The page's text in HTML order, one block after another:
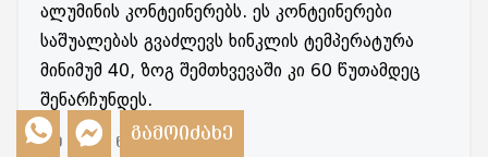
ალუმინის კონტეინერებს. ეს კონტეინერები
საშუალებას გვაძლევს ხინკლის ტემპერატურა
მინიმუმ 40, ზოგ შემთხვევაში კი 60 წუთამდეც
შენარჩუნდეს.
ᲛᲔᲢᲘᲡ ᲜᲐᲮᲕᲐᲒᲐᲛᲝᲘᲫᲐᲮᲔ